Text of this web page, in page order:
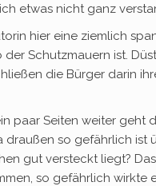
etwas nicht ganz
hier eine ziemlich
Schutzmauern ist.
die Bürger darin
paar Seiten weiter geht
draußen so gefährlich
gut versteckt liegt?
so gefährlich wirkte